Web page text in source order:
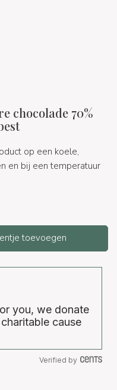
chocolade 70%
op een koele,
en bij een temperatuur
toevoegen
you, we donate
cause
Verified by